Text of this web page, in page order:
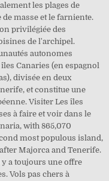
les plages de
masse et le farniente.
privilégiée des
de l'archipel.
autonomes
Canaries (en espagnol
divisée en deux
et constitue une
Visiter Les îles
à faire et voir dans le
with 865,070
most populous island,
Majorca and Tenerife.
a toujours une offre
Vols pas chers à